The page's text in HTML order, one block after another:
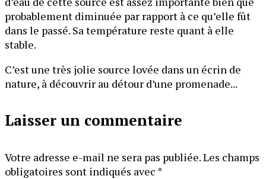
probablement diminuée par rapport à ce qu’elle fût
dans le passé. Sa température reste quant à elle
stable.
C’est une très jolie source lovée dans un écrin de
nature, à découvrir au détour d’une promenade...
Laisser un commentaire
Votre adresse e-mail ne sera pas publiée.Les champs
obligatoires sont indiqués avec *